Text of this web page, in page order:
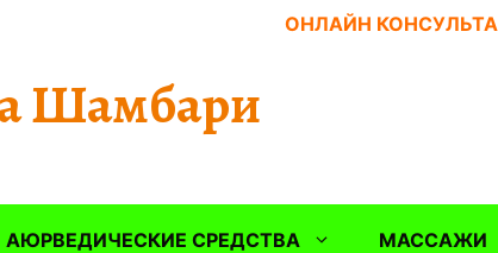
ОНЛАЙН
Шамбари
АЮРВЕДИЧЕСКИЕ СРЕДСТВА МАССАЖИ